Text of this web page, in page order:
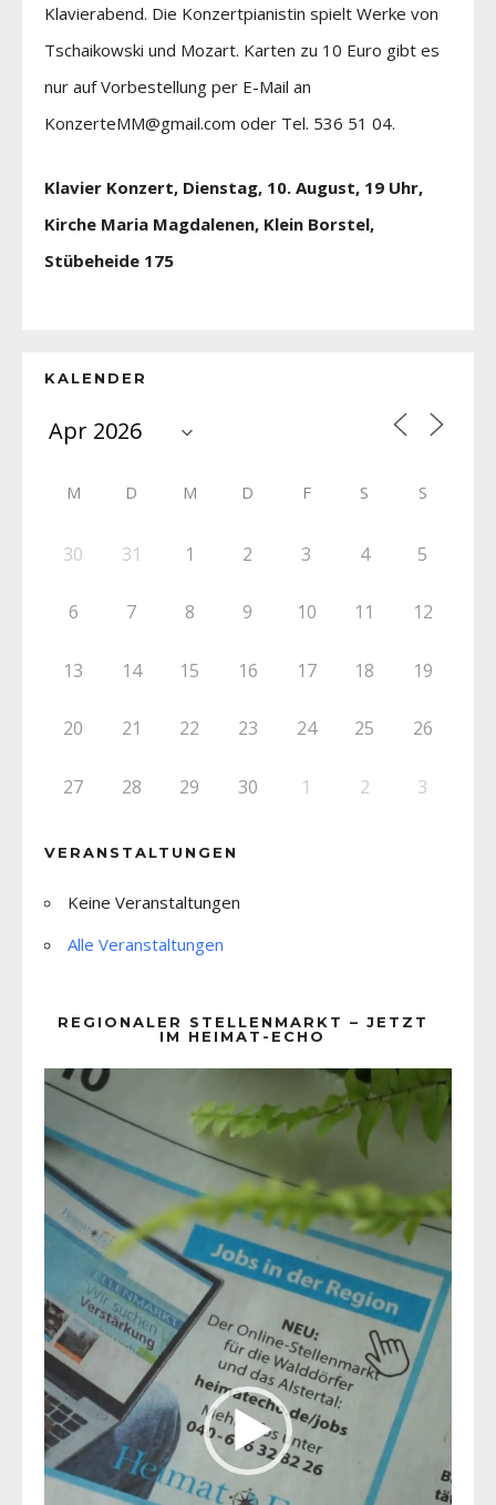
Klavierabend. Die Konzertpianistin spielt Werke von
Tschaikowski und Mozart. Karten zu 10 Euro gibt es
nur auf Vorbestellung per E-Mail an
KonzerteMM@gmail.com oder Tel. 536 51 04.
Klavier Konzert, Dienstag, 10. August, 19 Uhr,
Kirche Maria Magdalenen, Klein Borstel,
Stübeheide 175
KALENDER
M D M D F S S
30 31 1 2 3 4 5
6 7 8 9 10 11 12
13 14 15 16 17 18 19
20 21 22 23 24 25 26
27 28 29 30 1 2 3
VERANSTALTUNGEN
Keine Veranstaltungen
Alle Veranstaltungen
REGIONALER STELLENMARKT – JETZT
IM HEIMAT-ECHO
Player